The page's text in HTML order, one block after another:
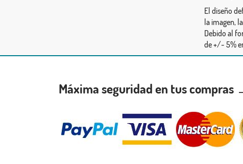
El diseño
la imagen,
Debido al
de +/- 5%
Máxima seguridad en tus compras